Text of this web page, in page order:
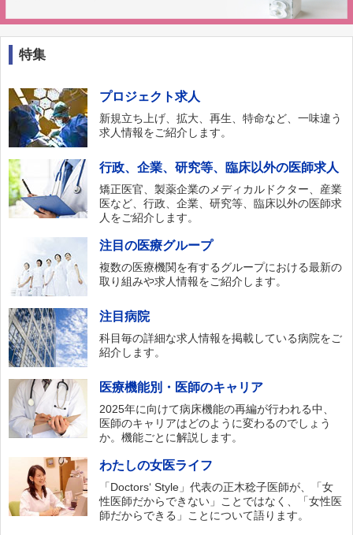
特集
プロジェクト求人
新規立ち上げ、拡大、再生、特命など、一味違う
求人情報をご紹介します。
行政、企業、研究等、臨床以外の医師求人
矯正医官、製薬企業のメディカルドクター、産業
医など、行政、企業、研究等、臨床以外の医師求
人をご紹介します。
注目の医療グループ
複数の医療機関を有するグループにおける最新の
取り組みや求人情報をご紹介します。
注目病院
科目毎の詳細な求人情報を掲載している病院をご
紹介します。
医療機能別・医師のキャリア
2025年に向けて病床機能の再編が行われる中、
医師のキャリアはどのように変わるのでしょう
か。機能ごとに解説します。
わたしの女医ライフ
「Doctors‘ Style」代表の正木稔子医師が、「女
性医師だからできない」ことではなく、「女性医
師だからできる」ことについて語ります。